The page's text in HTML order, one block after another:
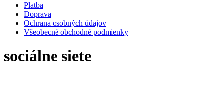
Platba
Doprava
Ochrana osobných údajov
Všeobecné obchodné podmienky
sociálne siete